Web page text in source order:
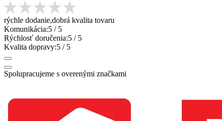
rýchle dodanie,dobrá kvalita tovaru
Komunikácia:5 / 5
Rýchlosť doručenia:5 / 5
Kvalita dopravy:5 / 5
Spolupracujeme s overenými značkami